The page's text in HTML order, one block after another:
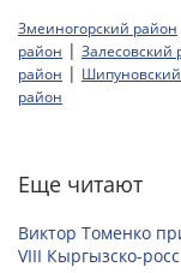
Змеиногорский район
район | Залесовский
район |
район
Еще читают
Виктор Томенко
VIII Кыргызско-